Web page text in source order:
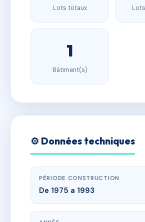
Lots totaux
1
Bâtiment(s)
⚙️ Données techniques
PÉRIODE CONSTRUCTION
De 1975 a 1993